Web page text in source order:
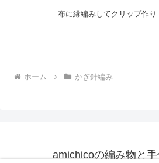
布に縁編みしてクリップ作り
ホーム かぎ針編み
amichicoの編み物と